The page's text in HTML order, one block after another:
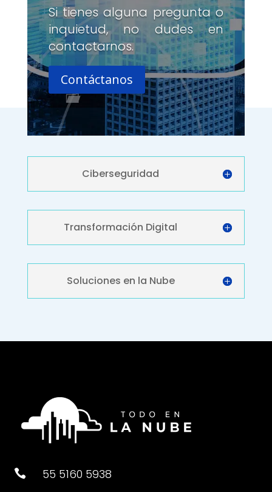
Si tienes alguna pregunta o
inquietud, no dudes en
contactarnos.
Contáctanos
Ciberseguridad
Transformación Digital
Soluciones en la Nube
 55 5160 5938